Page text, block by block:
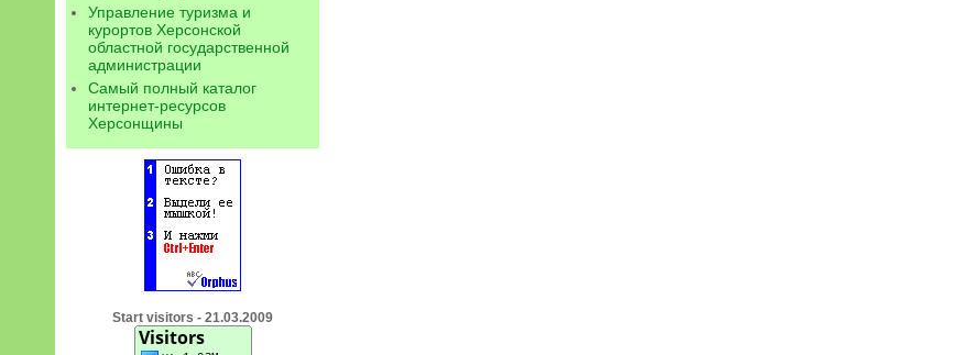
Управление туризма и
курортов Херсонской
областной государственной
администрации
Самый полный каталог
интернет-ресурсов
Херсонщины
Start visitors - 21.03.2009